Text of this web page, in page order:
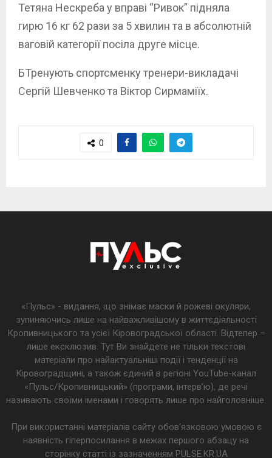
Тетяна Нескреба у вправі “Ривок” підняла
гирю 16 кг 62 рази за 5 хвилин та в абсолютній
ваговій категорії посіла друге місце.
БТренують спортсменку тренери-викладачі
Сергій Шевченко та Віктор Сирмаміїх.
0
«Пульс» - видання, що знімає маски й рожеві окуляри,
зупиняючись лише на найважливішому в життєдіяльності
Кропивницького та усієї Кіровоградської області. Відтепер –
лише ексклюзив. Тут Ви знайдете не тільки текстові
матеріали про найактуальніші події і тенденції на
Кіровоградщині, а також єдиний в регіоні YouTube-канал
«Пульс/Кропивницький» (програми, інтерв’ю), де речі
називають своїми іменами і говорять лише про найголовніше.
При використанні матеріалів сайту обов'язковою умовою є
наявність гіперпосилання в межах першого абзацу на
сторінку статті із зазначенням PULSE.KR.UA